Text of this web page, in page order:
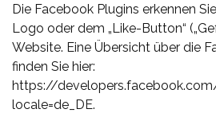
Die Facebook Plugins erkennen
Logo oder dem „Like-Button“
Website. Eine Übersicht über die
finden Sie hier:
https://
locale=de_DE.